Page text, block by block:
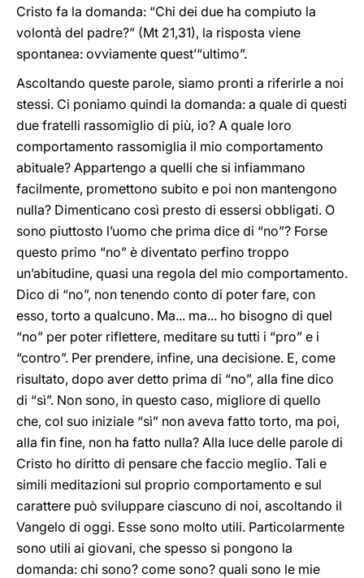
Cristo fa la domanda: “Chi dei due ha compiuto la
volontà del padre?” (Mt 21,31), la risposta viene
spontanea: ovviamente quest’“ultimo”.
Ascoltando queste parole, siamo pronti a riferirle a noi
stessi. Ci poniamo quindi la domanda: a quale di questi
due fratelli rassomiglio di più, io? A quale loro
comportamento rassomiglia il mio comportamento
abituale? Appartengo a quelli che si infiammano
facilmente, promettono subito e poi non mantengono
nulla? Dimenticano così presto di essersi obbligati. O
sono piuttosto l’uomo che prima dice di “no”? Forse
questo primo “no” è diventato perfino troppo
un’abitudine, quasi una regola del mio comportamento.
Dico di “no”, non tenendo conto di poter fare, con
esso, torto a qualcuno. Ma... ma... ho bisogno di quel
“no” per poter riflettere, meditare su tutti i “pro” e i
“contro”. Per prendere, infine, una decisione. E, come
risultato, dopo aver detto prima di “no”, alla fine dico
di “sì”. Non sono, in questo caso, migliore di quello
che, col suo iniziale “sì” non aveva fatto torto, ma poi,
alla fin fine, non ha fatto nulla? Alla luce delle parole di
Cristo ho diritto di pensare che faccio meglio. Tali e
simili meditazioni sul proprio comportamento e sul
carattere può sviluppare ciascuno di noi, ascoltando il
Vangelo di oggi. Esse sono molto utili. Particolarmente
sono utili ai giovani, che spesso si pongono la
domanda: chi sono? come sono? quali sono le mie